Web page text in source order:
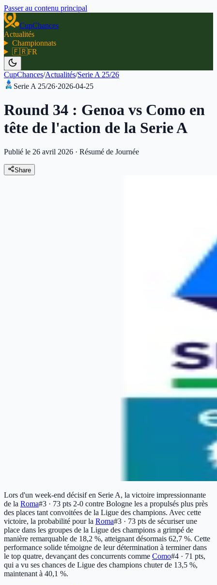
Passer au contenu principal
CupChances
Actualités
Championnats
🇫🇷FR
CupChances/Actualités/Serie A 25/26
Serie A 25/26·2026-04-25
Round 34 : Genoa vs Como en
tête de l'action de la Serie A
Publié le 26 avril 2026 · Résumé de Journée
Share
Lors d'un week-end décisif en Serie A, la victoire impressionnante
de la Roma#3 · 73 pts 2-0 contre Bologne les a propulsés plus près
des places tant convoitées de la Ligue des champions. Avec cette
victoire, la probabilité pour la Roma#3 · 73 pts de sécuriser une
place dans les groupes de la Ligue des champions a grimpé de
manière remarquable de 18,2 %, atteignant désormais 62,7 %. Cette
performance solide témoigne de leur détermination à terminer dans
le top quatre, devançant des concurrents comme Como#4 · 71 pts,
qui a vu ses chances de Ligue des champions chuter de 13,5 %,
maintenant à 40,1 %.